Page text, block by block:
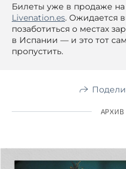
Билеты уже в продаже
Livenation.es. Ожидается
позаботиться о местах
в Испании — и это тот
пропустить.